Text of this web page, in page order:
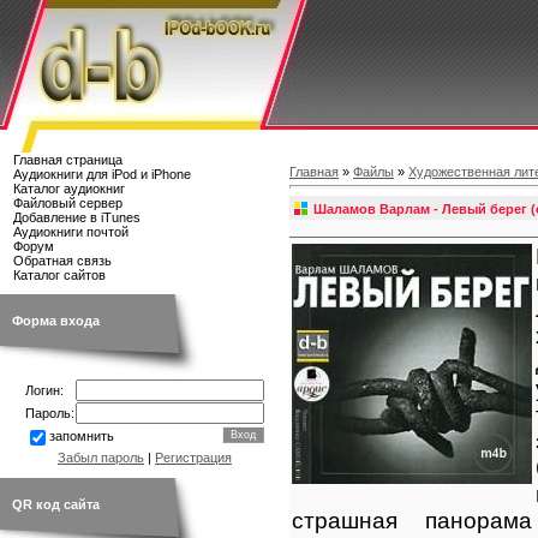
Главная страница
Аудиокниги для iPod и iPhone
Каталог аудиокниг
Файловый сервер
Добавление в iTunes
Аудиокниги почтой
Форум
Обратная связь
Каталог сайтов
Форма входа
Логин:
Пароль:
запомнить
Забыл пароль | Регистрация
QR код сайта
Главная » Файлы » Художественная
Шаламов Варлам - Левый берег
страшная